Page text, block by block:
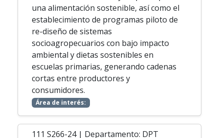
una alimentación sostenible, así como el
establecimiento de programas piloto de
re-diseño de sistemas
socioagropecuarios con bajo impacto
ambiental y dietas sostenibles en
escuelas primarias, generando cadenas
cortas entre productores y
consumidores.
Área de interés:
111 S266-24 | Departamento: DPT